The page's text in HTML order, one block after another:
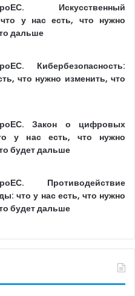
Искусственный
что у нас есть, что нужно
дальше
Кибербезопасность:
что нужно изменить, что
Закон о цифровых
у нас есть, что нужно
будет дальше
Противодействие
что у нас есть, что нужно
будет дальше